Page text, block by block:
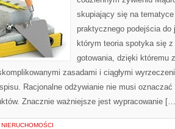
skupiający się na
praktycznego podejścia do
którym teoria spotyka się
gotowania, dzięki któremu
zasadami i ciągłymi
Racjonalne odżywianie nie musi
Znacznie ważniejsze jest wypracowanie
NIERUCHOMOŚCI